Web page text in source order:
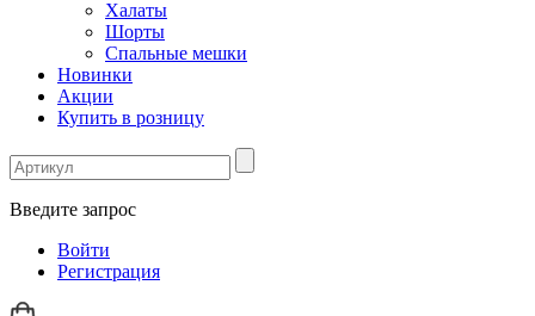
Халаты
Шорты
Спальные мешки
Новинки
Акции
Купить в розницу
Введите запрос
Войти
Регистрация